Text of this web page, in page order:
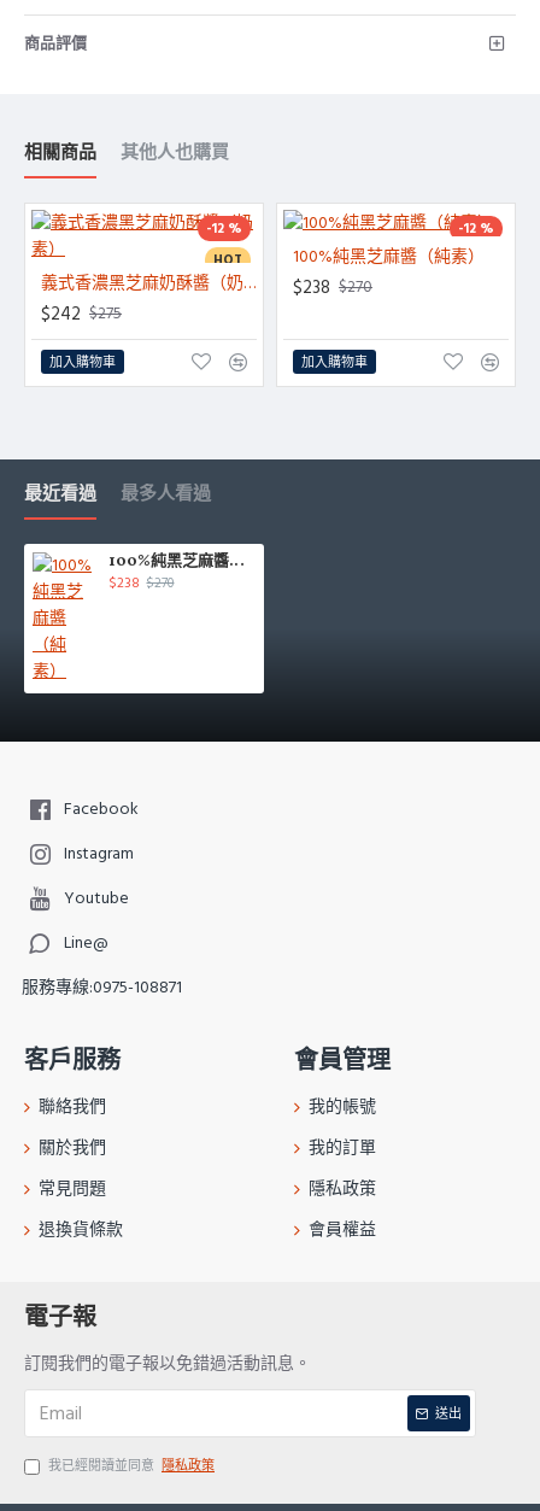
商品評價
相關商品 其他人也購買
HOT
-12 %
義式香濃黑芝麻奶酥醬（奶素）
$242 $275
加入購物車
HOT
-12 %
100%純黑芝麻醬（純素）
$238 $270
加入購物車
最近看過 最多人看過
100%純黑芝麻醬（純素）
$238 $270
Facebook
Instagram
Youtube
Line@
服務專線:0975-108871
客戶服務
聯絡我們
關於我們
常見問題
退換貨條款
會員管理
我的帳號
我的訂單
隱私政策
會員權益
電子報
訂閱我們的電子報以免錯過活動訊息。
送出
我已經閱讀並同意 隱私政策